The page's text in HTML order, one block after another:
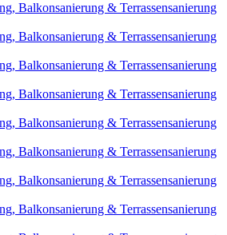
Balkonsanierung & Terrassensanierung
Balkonsanierung & Terrassensanierung
Balkonsanierung & Terrassensanierung
Balkonsanierung & Terrassensanierung
Balkonsanierung & Terrassensanierung
Balkonsanierung & Terrassensanierung
Balkonsanierung & Terrassensanierung
Balkonsanierung & Terrassensanierung